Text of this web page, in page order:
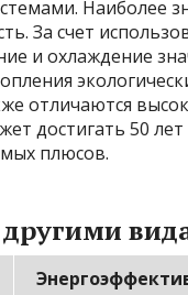
Наиболее
За счет
и охлаждение
отличаются
достигать 50
плюсов.